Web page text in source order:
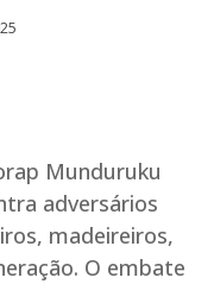
Munduruku
adversários
madeireiros,
O embate